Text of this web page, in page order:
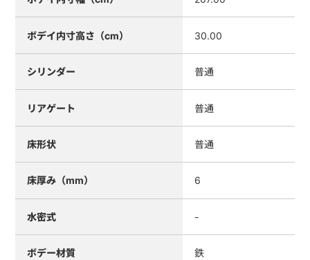
ボデイ内寸高さ（cm） 30.00
シリンダー 普通
リアゲート 普通
床形状 普通
床厚み（mm） 6
水密式 -
ボデー材質 鉄